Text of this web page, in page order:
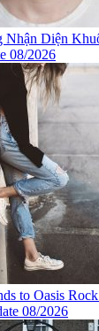
Diện
08/2026
to Oasis
08/2026